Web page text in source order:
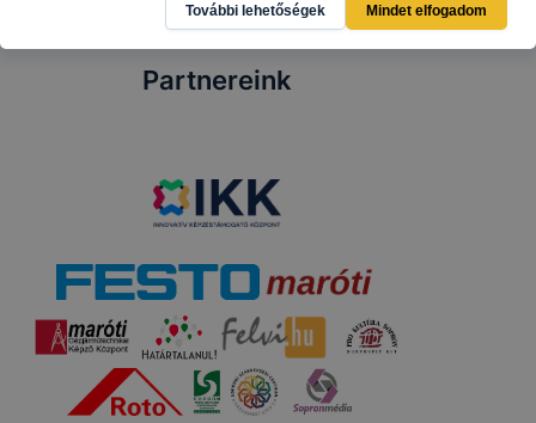
Partnereink
További lehetőségek Mindet elfogadom